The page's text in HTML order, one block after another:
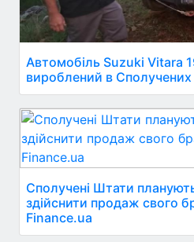
Автомобіль Suzuki Vitara
вироблений в
Сполучені Штати
здійснити продаж свого
Finance.ua